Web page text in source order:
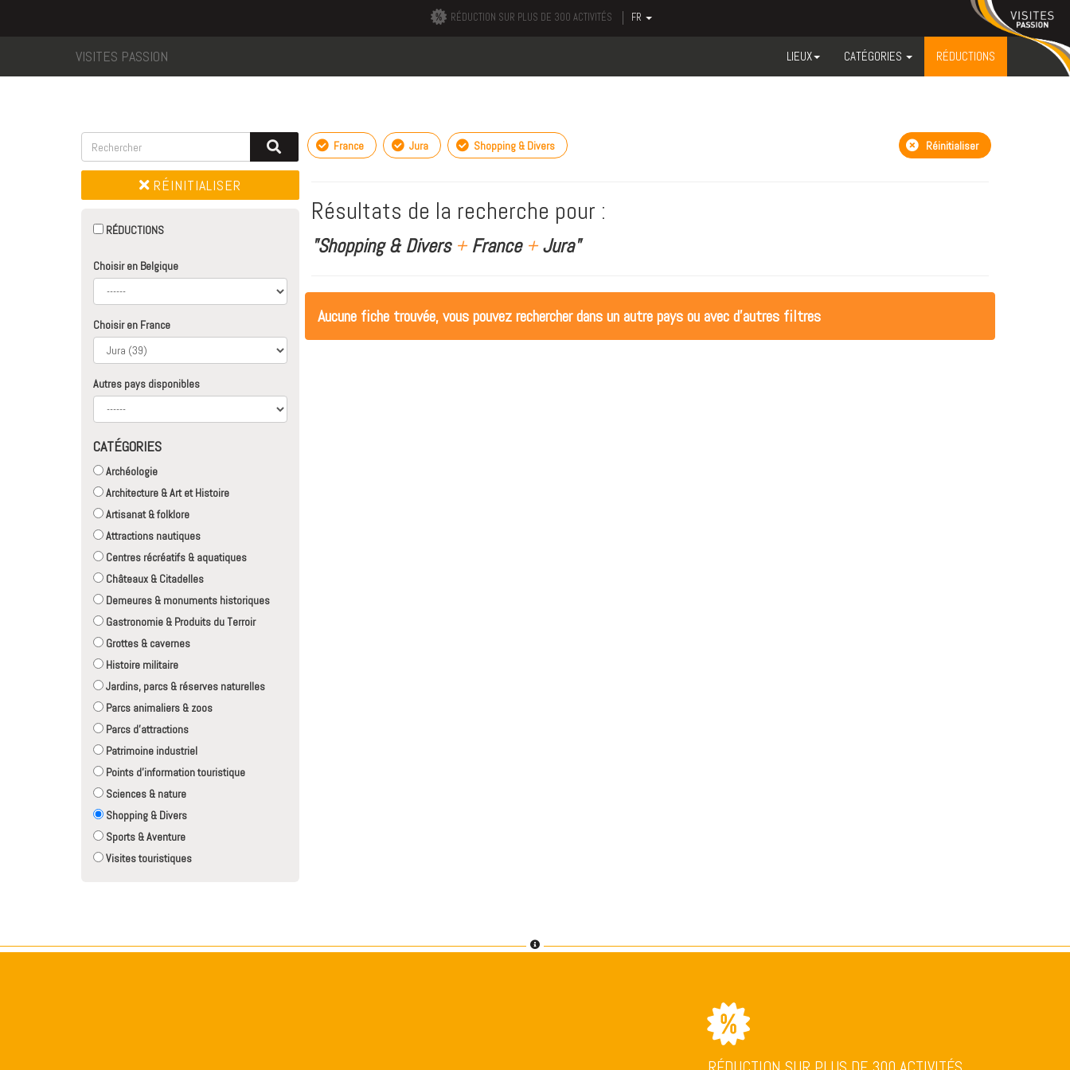
RÉDUCTION SUR PLUS DE 300 ACTIVITÉS FR
VISITES PASSION LIEUX CATÉGORIES RÉDUCTIONS
RÉINITIALISER
RÉDUCTIONS
Choisir en Belgique
Choisir en France
Autres pays disponibles
CATÉGORIES
Archéologie
Architecture & Art et Histoire
Artisanat & folklore
Attractions nautiques
Centres récréatifs & aquatiques
Châteaux & Citadelles
Demeures & monuments historiques
Gastronomie & Produits du Terroir
Grottes & cavernes
Histoire militaire
Jardins, parcs & réserves naturelles
Parcs animaliers & zoos
Parcs d'attractions
Patrimoine industriel
Points d'information touristique
Sciences & nature
Shopping & Divers
Sports & Aventure
Visites touristiques
France Jura Shopping & Divers Réinitialiser
Résultats de la recherche pour :
"Shopping & Divers +France +Jura"
Aucune fiche trouvée, vous pouvez rechercher dans un autre pays ou avec d'autres filtres